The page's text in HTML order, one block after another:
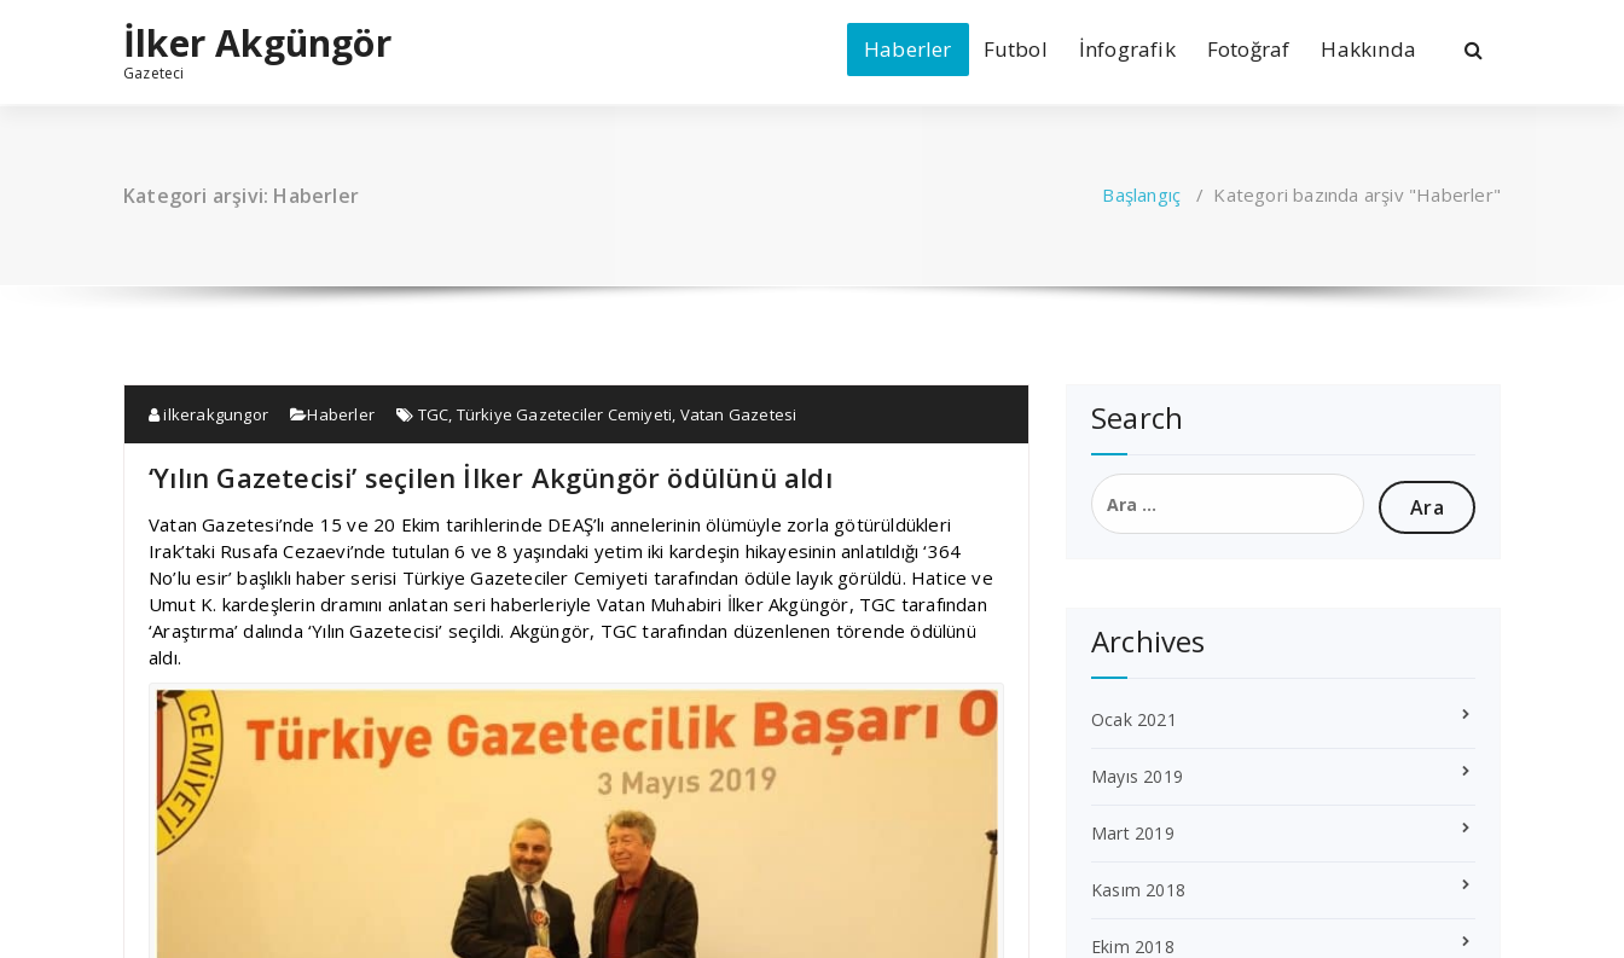
İlker Akgüngör
Gazeteci
Haberler Futbol İnfografik Fotoğraf Hakkında
Kategori arşivi: Haberler Başlangıç / Kategori bazında arşiv "Haberler"
ilkerakgungor Haberler TGC, Türkiye Gazeteciler Cemiyeti, Vatan Gazetesi
‘Yılın Gazetecisi’ seçilen İlker Akgüngör ödülünü aldı
Vatan Gazetesi’nde 15 ve 20 Ekim tarihlerinde DEAŞ’lı annelerinin ölümüyle zorla götürüldükleri
Irak’taki Rusafa Cezaevi’nde tutulan 6 ve 8 yaşındaki yetim iki kardeşin hikayesinin anlatıldığı ‘364
No’lu esir’ başlıklı haber serisi Türkiye Gazeteciler Cemiyeti tarafından ödüle layık görüldü. Hatice ve
Umut K. kardeşlerin dramını anlatan seri haberleriyle Vatan Muhabiri İlker Akgüngör, TGC tarafından
‘Araştırma’ dalında ‘Yılın Gazetecisi’ seçildi. Akgüngör, TGC tarafından düzenlenen törende ödülünü
aldı.
Search
Arama:
Archives
Ocak 2021
Mayıs 2019
Mart 2019
Kasım 2018
Ekim 2018